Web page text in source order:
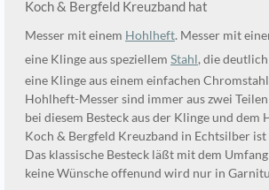
Koch & Bergfeld Kreuzband hat
Messer mit einem Hohlheft. Messer mit
eine Klinge aus speziellem Stahl, die
eine Klinge aus einem einfachen
Hohlheft-Messer sind immer aus zwei
bei diesem Besteck aus der Klinge und dem
Koch & Bergfeld Kreuzband in Echtsilber
Das klassische Besteck läßt mit dem
keine Wünsche offenund wird nur in